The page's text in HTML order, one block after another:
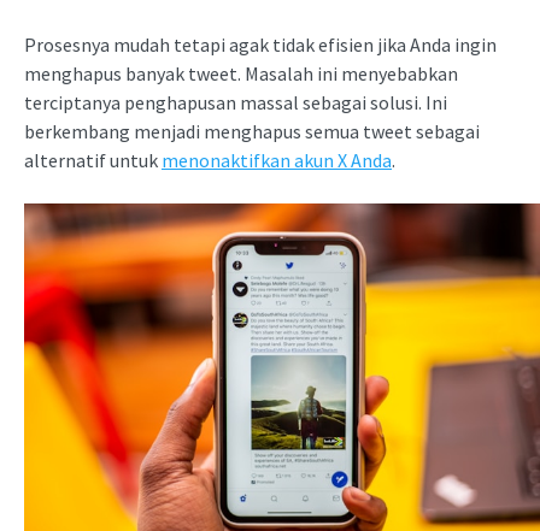
Prosesnya mudah tetapi agak tidak efisien jika Anda ingin
menghapus banyak tweet. Masalah ini menyebabkan
terciptanya penghapusan massal sebagai solusi. Ini
berkembang menjadi menghapus semua tweet sebagai
alternatif untuk menonaktifkan akun X Anda.